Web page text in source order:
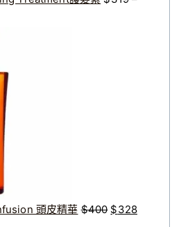
頭皮精華 $400 。
$328